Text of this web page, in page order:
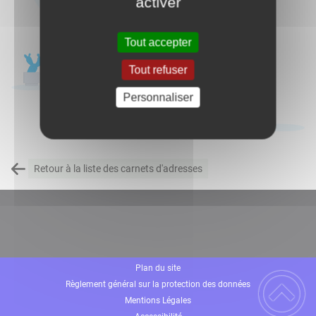
Retour à la liste des carnets d'adresses
Plan du site
Règlement général sur la protection des données
Mentions Légales
Tout accepter
Tout refuser
Personnaliser